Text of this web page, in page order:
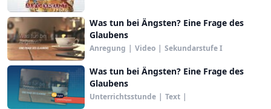
Was tun bei Ängsten? Eine Frage des
Glaubens
Anregung | Video | Sekundarstufe I
Was tun bei Ängsten? Eine Frage des
Glaubens
Unterrichtsstunde | Text |